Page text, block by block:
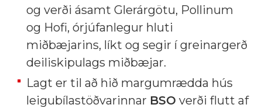
og verði ásamt Glerárgötu, Pollinum
og Hofi, órjúfanlegur hluti
miðbæjarins, líkt og segir í greinargerð
deiliskipulags miðbæjar.
Lagt er til að hið margumrædda hús
leigubílastöðvarinnar BSO verði flutt af